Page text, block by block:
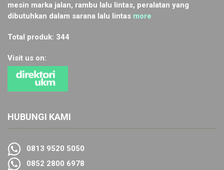
mesin marka jalan, rambu lalu lintas, peralatan yang
dibutuhkan dalam sarana lalu lintas more
Total produk: 344
Visit us on:
HUBUNGI KAMI
0813 9520 5050
0852 2800 6978